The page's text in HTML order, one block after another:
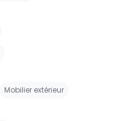
Mobilier extérieur